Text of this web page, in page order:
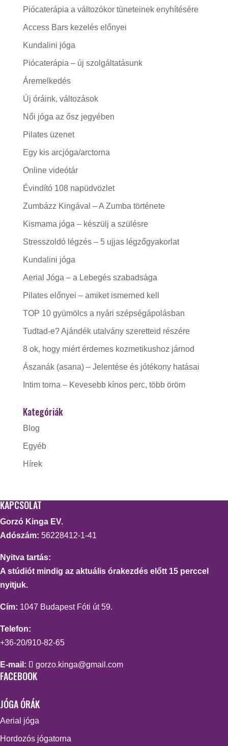
Piócaterápia a változókor tüneteinek enyhítésére
Access Bars kezelés előnyei
Kundalini jóga
Piócaterápia – új szolgáltatásunk
Áremelkedés
Új óráink, változások
Női jóga az ősz jegyében
Pilates üzenet
Egy kis arcjóga/arctorna
Online videótár
Évindító 108 napüdvözlet
Zumbázz Kingával – A Zumba története
Kismama jóga – készülj a szülésre
Stresszoldó légzés – 5 ujjas légzőgyakorlat
Kundalini jóga
Aerial Jóga – a Lebegés szabadsága
Pilates előnyei – amiket ismerned kell
TOP 10 gyümölcs a nyári szépségápolásban
Tudtad-e? Ajándék utalvány szeretteid részére
8 ok, hogy miért érdemes kozmetikushoz járnod
Ászanák (asana) – Jelentése és jótékony hatásai
Intim torna – Kevesebb kínos perc, több öröm
Kategóriák
Blog
Egyéb
Hírek
KAPCSOLAT
Gorzó Kinga EV.
Adószám: 56228412-1-41
Nyitva tartás:
A stúdiót mindig az aktuális órakezdés előtt 15 perccel
nyitjuk.
Cím: 1047 Budapest Fóti út 59.
Telefon:
+36-20/910-82-65
E-mail: gorzo.kinga@gmail.com
FACEBOOK
JÓGA ÓRÁK
Aerial jóga
Hordozós jógatorna